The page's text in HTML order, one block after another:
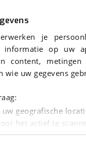
je
informatie op
content,
uw gegevens
geografische
het actief te
gegevens worden